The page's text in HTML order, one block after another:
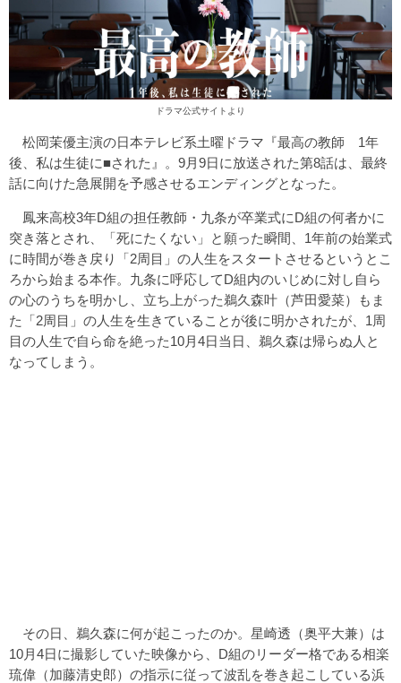
ドラマ公式サイト より
松岡茉優主演の日本テレビ系土曜ドラマ『最高の教師 1年
後、私は生徒に■された』。9月9日に放送された第8話は、最終
話に向けた急展開を予感させるエンディングとなった。
鳳来高校3年D組の担任教師・九条が卒業式にD組の何者かに
突き落とされ、「死にたくない」と願った瞬間、1年前の始業式
に時間が巻き戻り「2周目」の人生をスタートさせるというとこ
ろから始まる本作。九条に呼応してD組内のいじめに対し自ら
の心のうちを明かし、立ち上がった鵜久森叶（芦田愛菜）もま
た「2周目」の人生を生きていることが後に明かされたが、1周
目の人生で自ら命を絶った10月4日当日、鵜久森は帰らぬ人と
なってしまう。
その日、鵜久森に何が起こったのか。星崎透（奥平大兼）は
10月4日に撮影していた映像から、D組のリーダー格である相楽
琉偉（加藤清史郎）の指示に従って波乱を巻き起こしている浜